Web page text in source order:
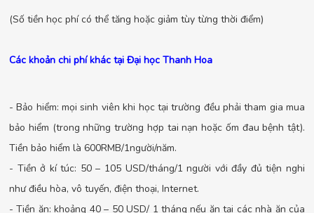
(Số tiền học phí có thể tăng hoặc giảm tùy từng thời điểm)
Các khoản chi phí khác tại Đại học Thanh Hoa
- Bảo hiểm: mọi sinh viên khi học tại trường đều phải tham gia mua
bảo hiểm (trong những trường hợp tai nạn hoặc ốm đau bệnh tật).
Tiền bảo hiểm là 600RMB/1người/năm.
- Tiền ở kí túc: 50 – 105 USD/tháng/1 người với đầy đủ tiện nghi
như điều hòa, vô tuyến, điện thoại, Internet.
- Tiền ăn: khoảng 40 – 50 USD/ 1 tháng nếu ăn tại các nhà ăn của